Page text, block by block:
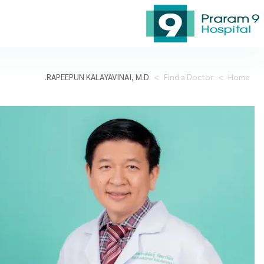
Home
>
Find a Doctor
>
RAPEEPUN KALAYAVINAI, M.D.